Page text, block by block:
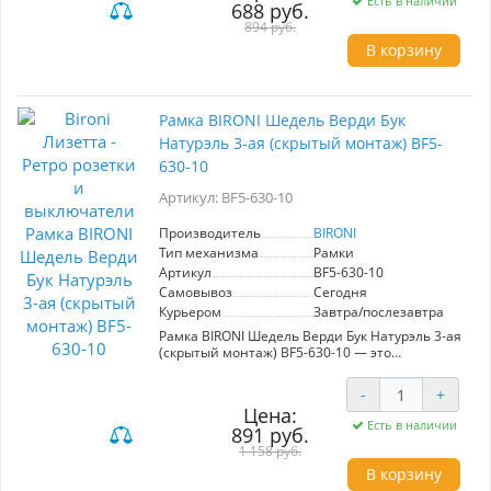
Изготовлены из качественных материалов,
они доступны в attraktiven цветах, а цвет Бук
Натурэль добавляет естественности и тепла
вашему пространству. Рамки обеспечивают
искажений проводов и создания аккуратного
металлических деталей, а также позволяют
эффективно фиксировать выступающие
розетки без углубления, создавая эстетически
привлекательный вид. Выбирая рамку BIRONI,
вы не только совершенствуете интерьер, но и
заботитесь о его функциональности.
688 руб.
894 руб.
В корзину
Рамка BIRONI Шедель Верди Бук
Натурэль 3-ая (скрытый монтаж) BF5-
630-10
Артикул: BF5-630-10
Производитель
BIRONI
Тип механизма
Рамки
Артикул
BF5-630-10
Самовывоз
Сегодня
Курьером
Завтра/послезавтра
Рамка BIRONI Шедель Верди Бук Натурэль 3-ая
(скрытый монтаж) BF5-630-10 — это
атмосферы в вашем интерьере. Выполненная
в стиле ретро, эта рамка комбинирует
элегантный дизайн с высоким качеством
материалов, обеспечивая долговечность и
надежность. Благодаря использованию
натурального бука в цвете Натурэль, она
привносит в помещение тепло и гармонию.
Цена:
891 руб.
1 158 руб.
- +
Есть в наличии
В корзину